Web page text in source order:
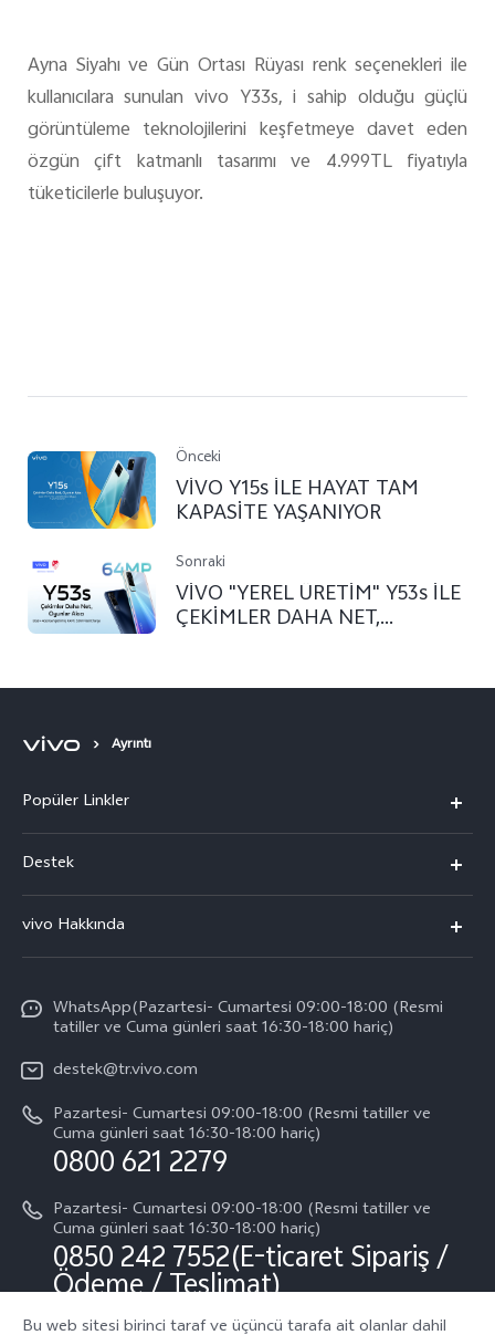
Ayna Siyahı ve Gün Ortası Rüyası renk seçenekleri ile
kullanıcılara sunulan vivo Y33s, i sahip olduğu güçlü
görüntüleme teknolojilerini keşfetmeye davet eden
özgün çift katmanlı tasarımı ve 4.999TL fiyatıyla
tüketicilerle buluşuyor.
Önceki
VİVO Y15s İLE HAYAT TAM
KAPASİTE YAŞANIYOR
Sonraki
VİVO "YEREL ÜRETİM" Y53s İLE
ÇEKİMLER DAHA NET,
Ayrıntı
Popüler Linkler
vivo X300
vivo V60 5G
vivo X200 FE
Tüm Modeller
Destek
Yetkili Servis Noktalarımız
IMEI kimlik doğrulaması
Yedek Parçaların Fiyatı
Sistem Güncellemesi
Başlangıç ve Kullanım ​​Kılavuzu
Garanti Politikamız
Müşteri Hizmetleri Gizlilik Beyanı
vivo Hakkında
vivo'da Kariyer
Basın
Yasal Bildirimler
Hakkımızda
Sürdürülebilirlik
vivo Gizlilik Merkezi
WhatsApp(Pazartesi- Cumartesi 09:00-18:00 (Resmi
tatiller ve Cuma günleri saat 16:30-18:00 hariç)
destek@tr.vivo.com
Pazartesi- Cumartesi 09:00-18:00 (Resmi tatiller ve
Cuma günleri saat 16:30-18:00 hariç)
0800 621 2279
Pazartesi- Cumartesi 09:00-18:00 (Resmi tatiller ve
Cuma günleri saat 16:30-18:00 hariç)
0850 242 7552(E-ticaret Sipariş /
Ödeme / Teslimat)
Bu web sitesi birinci taraf ve üçüncü tarafa ait olanlar dahil